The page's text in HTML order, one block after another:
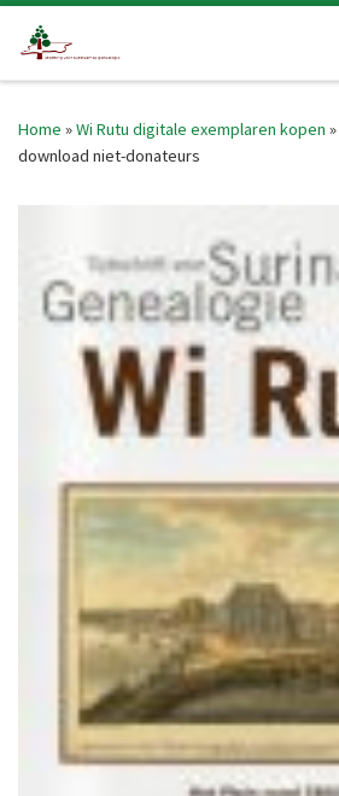
Skip to content
Home »Wi Rutu digitale exemplaren kopen »
download niet-donateurs